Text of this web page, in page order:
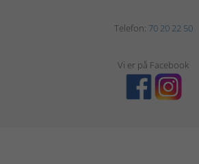
Telefon: 70 20 22 50
Vi er på Facebook